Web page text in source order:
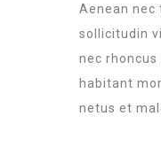
Aenean
sollicitudin
nec
habitant
netus et